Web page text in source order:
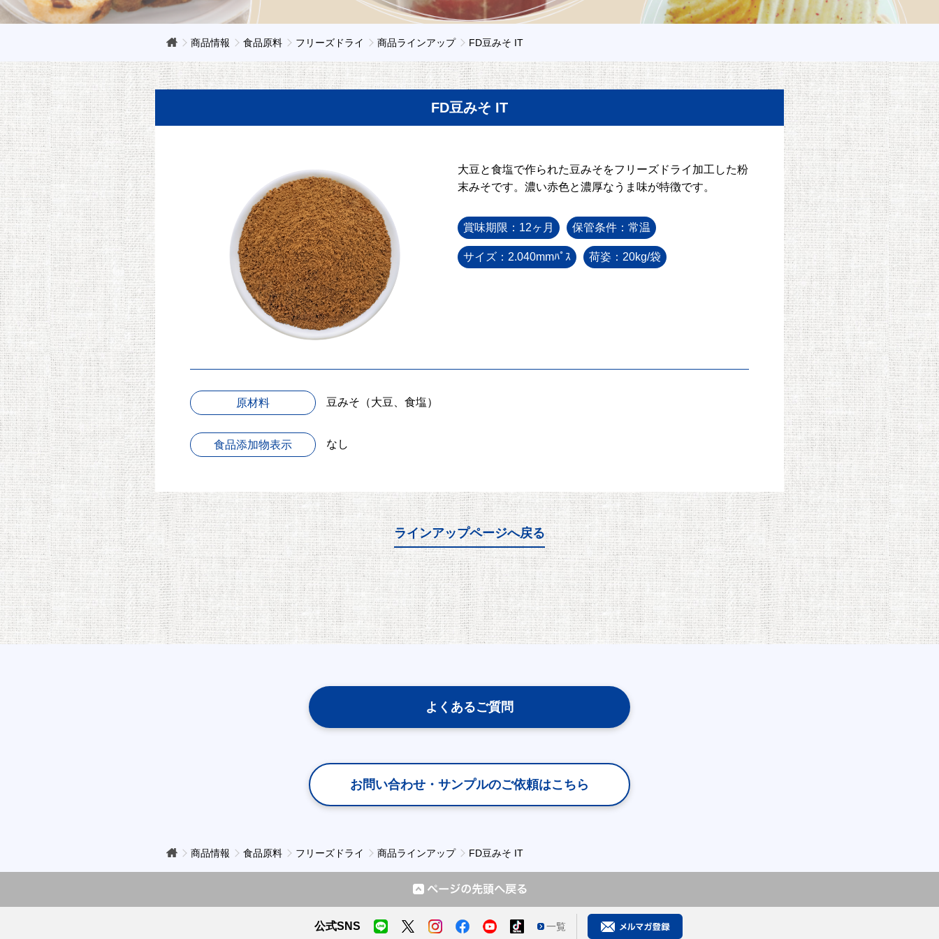
商品情報 食品原料 フリーズドライ 商品ラインアップ FD豆みそ IT
FD豆みそ IT
大豆と食塩で作られた豆みそをフリーズドライ加工した粉
末みそです。濃い赤色と濃厚なうま味が特徴です。
賞味期限：12ヶ月 保管条件：常温
サイズ：2.040mmﾊﾟｽ 荷姿：20kg/袋
原材料 豆みそ（大豆、食塩）
食品添加物表示 なし
ラインアップページへ戻る
よくあるご質問
お問い合わせ・サンプルのご依頼はこちら
商品情報 食品原料 フリーズドライ 商品ラインアップ FD豆みそ IT
公式SNS 一覧